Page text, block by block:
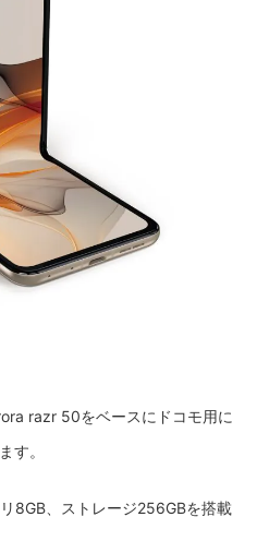
razr 50をベースにドコモ用に
す。
8GB、ストレージ256GBを搭載